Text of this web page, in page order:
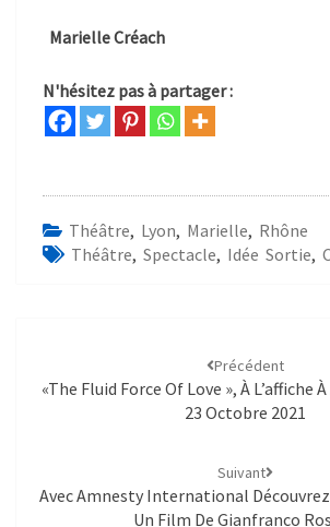
Marielle Créach
N'hésitez pas à partager :
Théâtre, Lyon, Marielle, Rhône
Théâtre, Spectacle, Idée Sortie,
Précédent
«The Fluid Force Of Love », À L’affiche
23 Octobre 2021
Suivant
Avec Amnesty International Découvrez
Un Film De Gianfranco